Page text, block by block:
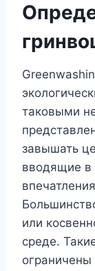
таковыми
завышать
вводящие в
или
среде.